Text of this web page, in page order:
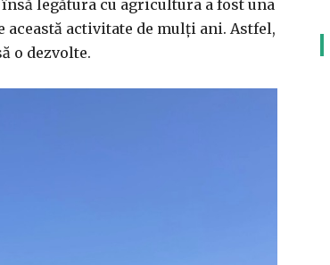
legătura cu agricultura a fost una
această activitate de mulți ani. Astfel,
o dezvolte.